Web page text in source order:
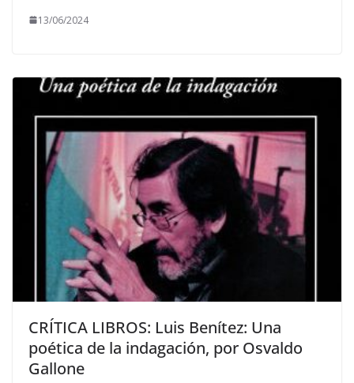
13/06/2024
CRÍTICA LIBROS: Luis Benítez: Una
poética de la indagación, por Osvaldo
Gallone